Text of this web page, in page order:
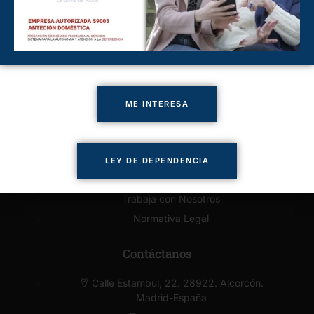
Cuidado de Personas Majadahonda
Cuidado de Personas Pozuelo
Enlaces de Interés
Presupuesto Online
Solicitar llamada
Servicios
Contacto
Trabaja con Nosotros
Normativa Legal
Contáctanos
Calle Estambul, 22. 28922. Alcorcón.
Madrid-España
ME INTERESA
LEY DE DEPENDENCIA